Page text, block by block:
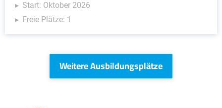
Start: Oktober 2026
Freie Plätze: 1
Weitere Ausbildungsplätze